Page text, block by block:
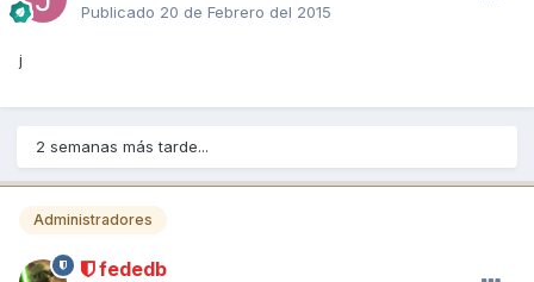
Publicado 20 de Febrero del 2015
j
2 semanas más tarde...
Administradores
fededb